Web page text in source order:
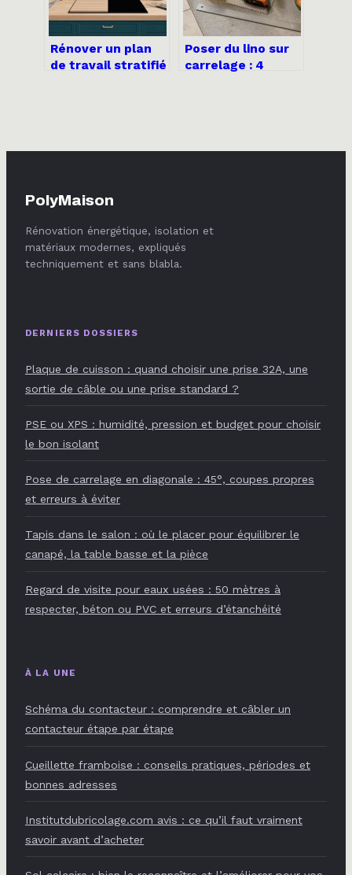
Rénover un plan
de travail stratifié
Poser du lino sur
carrelage : 4
PolyMaison
Rénovation énergétique, isolation et
matériaux modernes, expliqués
techniquement et sans blabla.
DERNIERS DOSSIERS
Plaque de cuisson : quand choisir une prise 32A, une
sortie de câble ou une prise standard ?
PSE ou XPS : humidité, pression et budget pour choisir
le bon isolant
Pose de carrelage en diagonale : 45°, coupes propres
et erreurs à éviter
Tapis dans le salon : où le placer pour équilibrer le
canapé, la table basse et la pièce
Regard de visite pour eaux usées : 50 mètres à
respecter, béton ou PVC et erreurs d’étanchéité
À LA UNE
Schéma du contacteur : comprendre et câbler un
contacteur étape par étape
Cueillette framboise : conseils pratiques, périodes et
bonnes adresses
Institutdubricolage.com avis : ce qu’il faut vraiment
savoir avant d’acheter